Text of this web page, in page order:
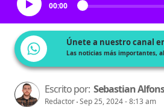
00:00
Únete a nuestro canal
Las noticias más importantes,
Escrito por: Sebastian
Redactor Sep 25, 2024 - 8:13 am